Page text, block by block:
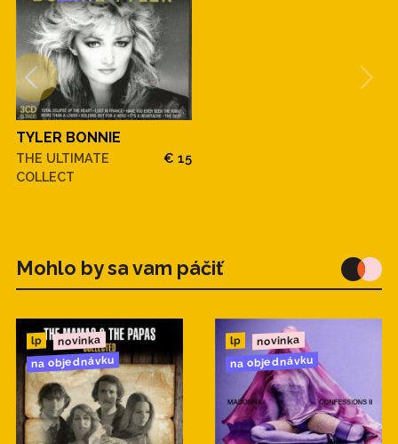
TYLER BONNIE
THE ULTIMATE
COLLECT
€ 15
Mohlo by sa vam páčiť
lp novinka
na objednávku
lp novinka
na objednávku